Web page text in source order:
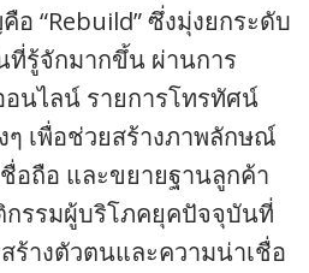
“Rebuild” ซึ่งมุ่งยกระดับ
ที่รู้จักมากขึ้น ผ่านการ
นไลน์ รายการโทรทัศน์
เพื่อช่วยสร้างภาพลักษณ์
อถือ และขยายฐานลูกค้า
รรมผู้บริโภคยุคปัจจุบันที่
ร้างตัวตนและความน่าเชื่อ